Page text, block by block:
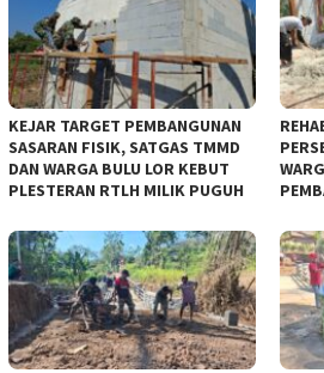
KEJAR TARGET PEMBANGUNAN
SASARAN FISIK, SATGAS TMMD
DAN WARGA BULU LOR KEBUT
PLESTERAN RTLH MILIK PUGUH